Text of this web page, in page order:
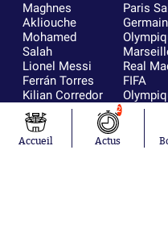
Maghnes
Akliouche
Mohamed
Salah
Lionel Messi
Ferrán Torres
Kilian Corredor
Franco
Mastantuono
Orel Mangala
Paris
Germain
Real
FIFA
lyonnais
AS
FC
Accueil
2
Actus